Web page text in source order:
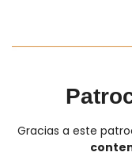
Gracias a este